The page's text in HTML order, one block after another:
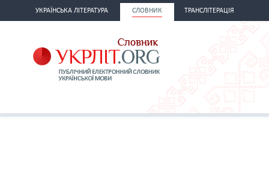
УКРАЇНСЬКА ЛІТЕРАТУРА СЛОВНИК ТРАНСЛІТЕРАЦІЯ